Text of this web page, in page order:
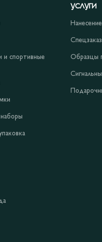
и спортивные
УСЛУГИ
Спецзаказ
Образцы